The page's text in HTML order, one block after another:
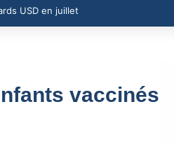
USD en juillet
vaccinés